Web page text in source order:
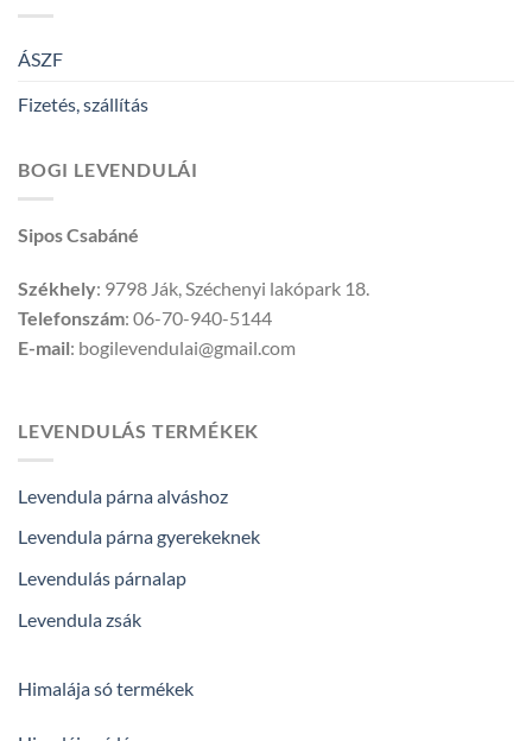
ÁSZF
Fizetés, szállítás
BOGI LEVENDULÁI
Sipos Csabáné
Székhely: 9798 Ják, Széchenyi lakópark 18.
Telefonszám: 06-70-940-5144
E-mail: bogilevendulai@gmail.com
LEVENDULÁS TERMÉKEK
Levendula párna alváshoz
Levendula párna gyerekeknek
Levendulás párnalap
Levendula zsák
Himalája só termékek